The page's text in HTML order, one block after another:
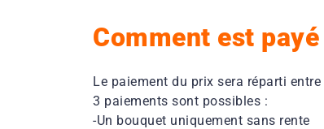
Comment est
Le paiement du prix sera réparti
3 paiements sont possibles :
-Un bouquet uniquement sans rente